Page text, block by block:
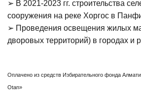
➢ В 2021-2023 гг. строительства
сооружения на реке Хоргос в
➢ Проведения освещения жилых
дворовых территорий) в городах и
Оплачено из средств Избирательного фонда
Otan»